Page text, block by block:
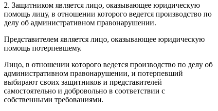
2. Защитником является лицо, оказывающее юридическую
помощь лицу, в отношении которого ведется производство по
делу об административном правонарушении.
Представителем является лицо, оказывающее юридическую
помощь потерпевшему.
Лицо, в отношении которого ведется производство по делу об
административном правонарушении, и потерпевший
выбирают своих защитников и представителей
самостоятельно и добровольно в соответствии с
собственными требованиями.